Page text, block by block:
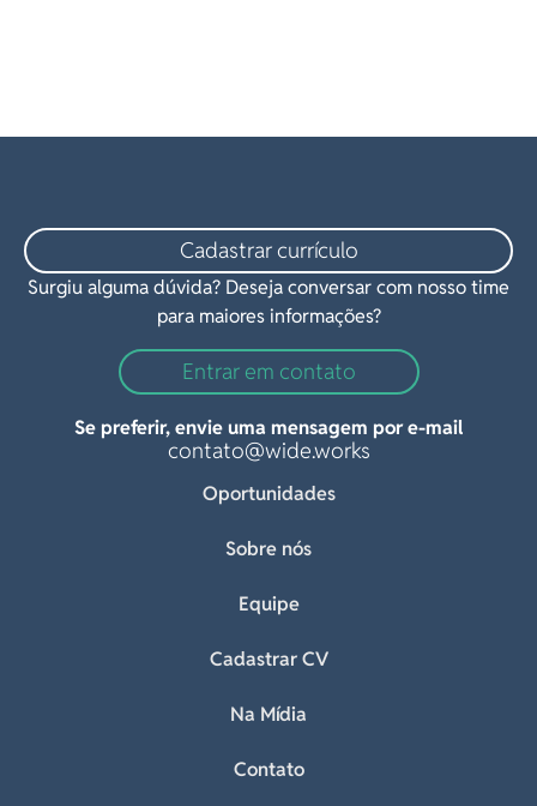
Cadastrar currículo
Surgiu alguma dúvida? Deseja conversar com nosso time
para maiores informações?
Entrar em contato
Se preferir, envie uma mensagem por e-mail
contato@wide.works
Oportunidades
Sobre nós
Equipe
Cadastrar CV
Na Mídia
Contato